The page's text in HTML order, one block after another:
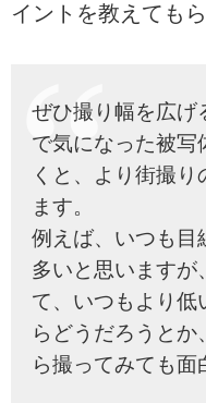
イントを教えても
ぜひ撮り幅を広げ
で気になった被写
くと、より街撮
ます。
例えば、いつも目
多いと思いますが
て、いつもより低
らどうだろうと
ら撮ってみても面